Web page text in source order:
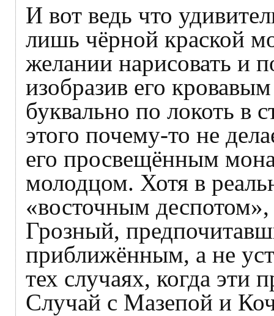
И вот ведь что
лишь чёрной краской
желании нарисовать и
изобразив его
буквально по локоть в
этого почему-то не
его просвещённым
молодцом. Хотя в
«восточным
Грозный,
приближённым, а не
тех случаях, когда эти
Случай с Мазепой и